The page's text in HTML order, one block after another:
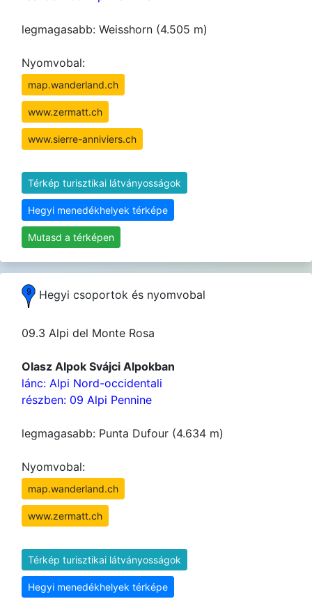
legmagasabb: Weisshorn (4.505 m)
Nyomvobal:
map.wanderland.ch
www.zermatt.ch
www.sierre-anniviers.ch
Térkép turisztikai látványosságok
Hegyi menedékhelyek térképe
Mutasd a térképen
Hegyi csoportok és nyomvobal
09.3 Alpi del Monte Rosa
Olasz Alpok Svájci Alpokban
lánc: Alpi Nord-occidentali
részben: 09 Alpi Pennine
legmagasabb: Punta Dufour (4.634 m)
Nyomvobal:
map.wanderland.ch
www.zermatt.ch
Térkép turisztikai látványosságok
Hegyi menedékhelyek térképe